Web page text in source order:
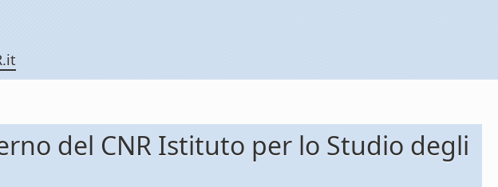
del CNR Istituto per lo Studio degli